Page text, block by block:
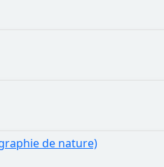
de nature)